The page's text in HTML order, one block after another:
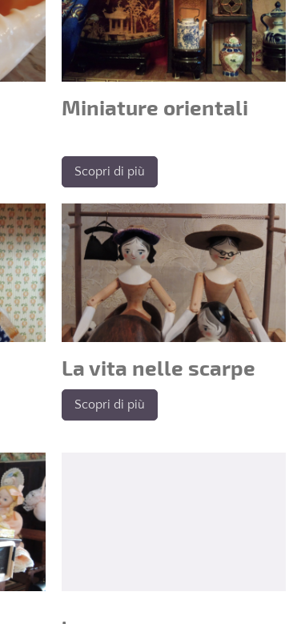
Miniature orientali
Scopri di più
La vita nelle scarpe
Scopri di più
.